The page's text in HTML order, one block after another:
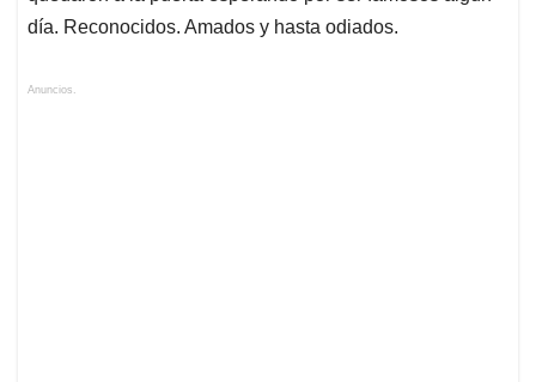
día. Reconocidos. Amados y hasta odiados.
Anuncios.